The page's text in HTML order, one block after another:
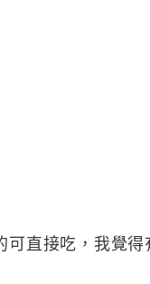
可直接吃，我覺得